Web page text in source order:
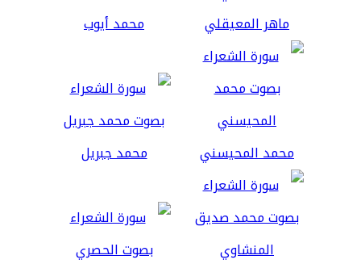
ماهر المعيقلي محمد أيوب
محمد المحيسني محمد جبريل